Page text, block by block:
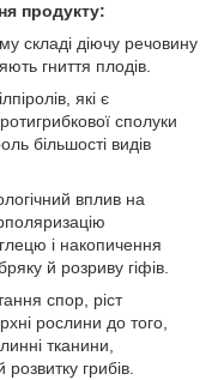
продукту:
складі діючу речовину
гниття плодів.
які є
сполуки
більшості видів
вплив на
і накопичення
й розриву гіфів.
спор, ріст
рослини до того,
тканини,
грибів.